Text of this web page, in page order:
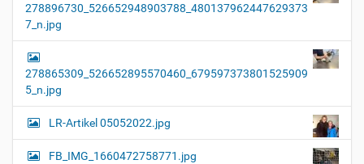
278896730_526652948903788_480137962447629373
7_n.jpg
278865309_526652895570460_679597373801525909
5_n.jpg
LR-Artikel 05052022.jpg
FB_IMG_1660472758771.jpg